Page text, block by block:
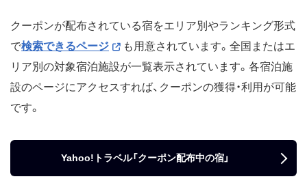
クーポンが配布されている宿をエリア別やランキング形式
で検索できるページ
も用意されています。全国またはエ
リア別の対象宿泊施設が一覧表示されています。各宿泊施
設のページにアクセスすれば、クーポンの獲得・利用が可能
です。
Yahoo!トラベル「クーポン配布中の宿」